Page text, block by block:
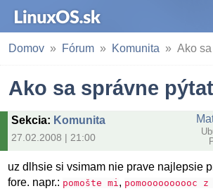
Domov Fórum Komunita Ako
Ako sa správne
Sekcia: Komunita
27.02.2008 | 21:00
uz dlhsie si vsimam nie prave najlepsie
fore. napr.: pomošte mi, pomoooooooooc